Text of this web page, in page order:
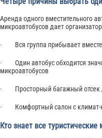
Аренда одного вместительного
микроавтобусов дает
· Вся группа прибывает
· Один автобус обходится
микроавтобусов
· Просторный багажный отсек
· Комфортный салон с климат-
Кто знает все